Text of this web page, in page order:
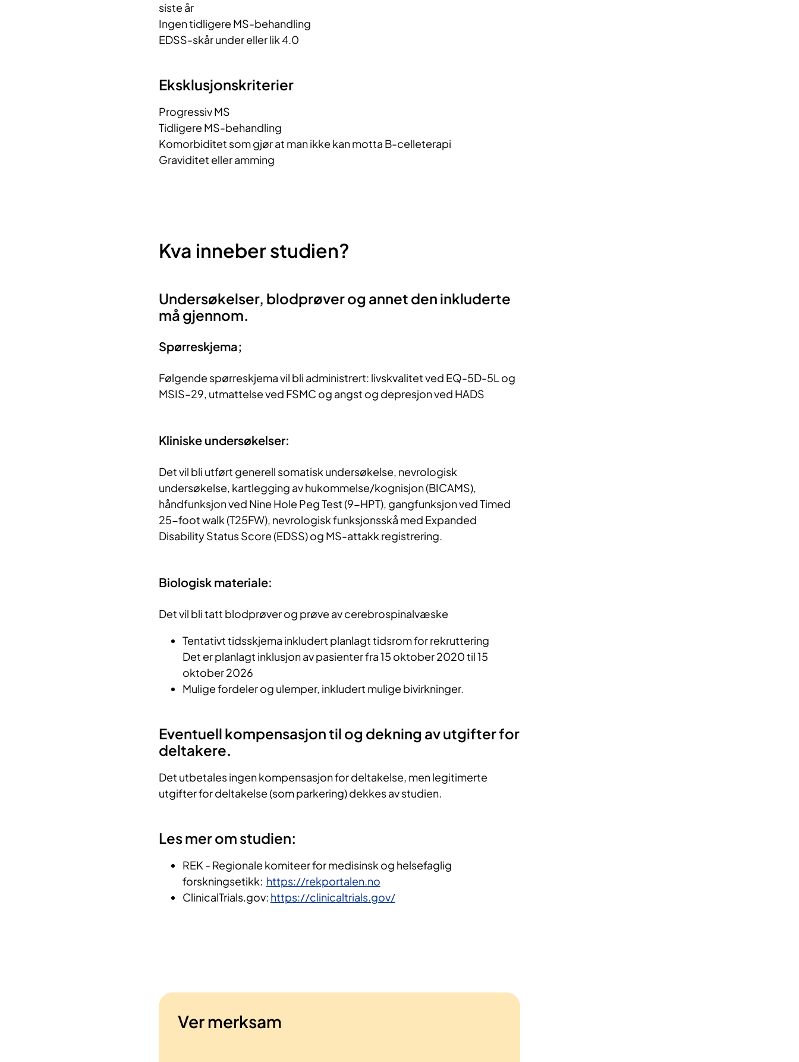
siste år
Ingen tidligere MS-behandling
EDSS-skår under eller lik 4.0­­­­­­­­­
Eksklusjonskriterier
Progressiv MS
Tidligere MS-behandling
Komorbiditet som gjør at man ikke kan motta B-celleterapi
Graviditet eller amming
Kva inneber studien?
Undersøkelser, blodprøver og annet den inkluderte
må gjennom.
Spørreskjema;
Følgende spørreskjema vil bli administrert: livskvalitet ved EQ-5D-5L og
MSIS–29, utmattelse ved FSMC og angst og depresjon ved HADS
Kliniske undersøkelser:
Det vil bli utført generell somatisk undersøkelse, nevrologisk
undersøkelse, kartlegging av hukommelse/kognisjon (BICAMS),
håndfunksjon ved Nine Hole Peg Test (9-HPT), gangfunksjon ved Timed
25-foot walk (T25FW), nevrologisk funksjonsskå med Expanded
Disability Status Score (EDSS) og MS-attakk registrering.
Biologisk materiale:
Det vil bli tatt blodprøver og prøve av cerebrospinalvæske
Tentativt tidsskjema inkludert planlagt tidsrom for rekruttering
Det er planlagt inklusjon av pasienter fra 15 oktober 2020 til 15
oktober 2026
Mulige fordeler og ulemper, inkludert mulige bivirkninger.
Eventuell kompensasjon til og dekning av utgifter for
deltakere.
Det utbetales ingen kompensasjon for deltakelse, men legitimerte
utgifter for deltakelse (som parkering) dekkes av studien.
Les mer om studien:
REK - Regionale komiteer for medisinsk og helsefaglig
forskningsetikk: https://rekportalen.no
ClinicalTrials.gov: https://clinicaltrials.gov/
Ver merksam